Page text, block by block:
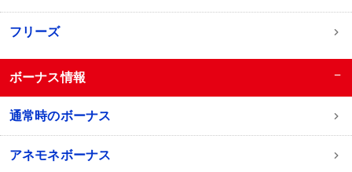
フリーズ
ボーナス情報 −
通常時のボーナス
アネモネボーナス